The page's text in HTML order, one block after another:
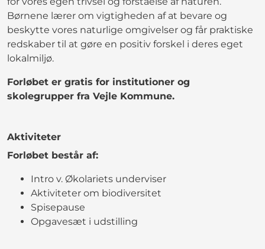
Børnene lærer om vigtigheden af at bevare og
beskytte vores naturlige omgivelser og får praktiske
redskaber til at gøre en positiv forskel i deres eget
lokalmiljø.
Forløbet er gratis for institutioner og
skolegrupper fra Vejle Kommune.
Aktiviteter
Forløbet består af:
Intro v. Økolariets underviser
Aktiviteter om biodiversitet
Spisepause
Opgavesæt i udstilling